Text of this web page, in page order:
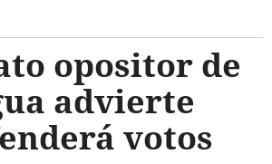
opositor de
advierte
votos